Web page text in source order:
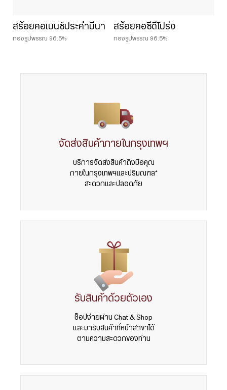
สร้อยคอเบนซ์ประคำมีนา
ทองรูปพรรณ 96.5%
สร้อยคอซีดีโปร่ง
ทองรูปพรรณ 96.5%
จัดส่งสินค้าภายในกรุงเทพฯ
บริการจัดส่งสินค้าถึงมือคุณ
ภายในกรุงเทพฯและปริมณฑล*
สะดวกและปลอดภัย
รับสินค้าด้วยตัวเอง
ช็อปง่ายผ่าน Chat & Shop
และมารับสินค้าที่หน้าสาขาได้
ตามความสะดวกของท่าน